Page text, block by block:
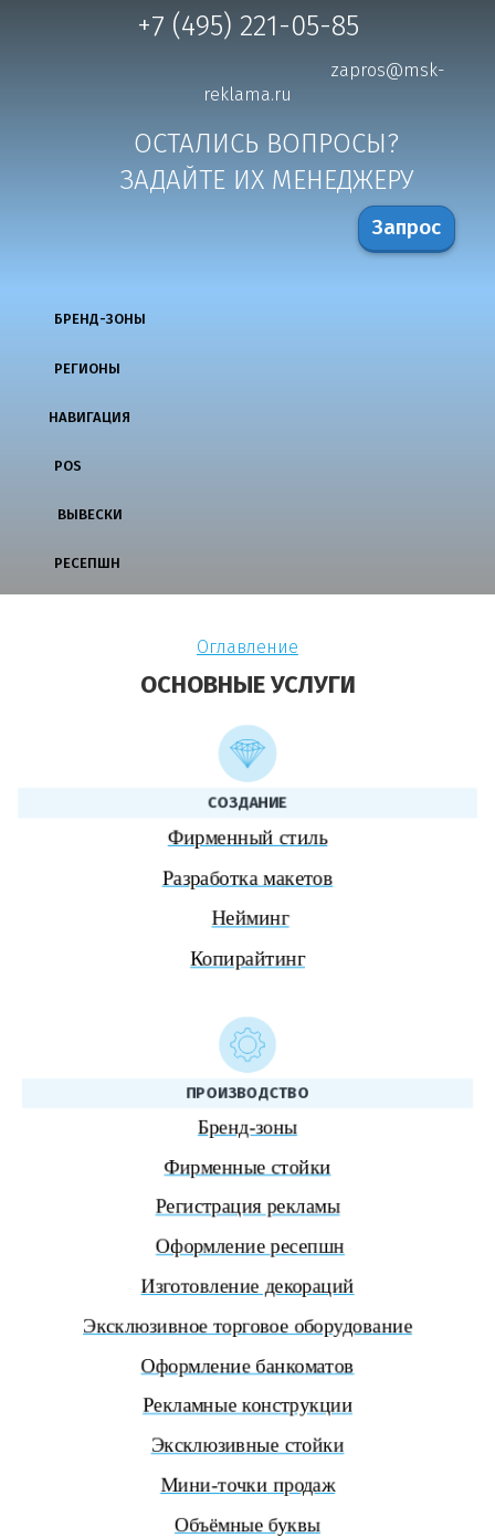
+7 (495) 221-05-85
zapros@msk-
reklama.ru
ОСТАЛИСЬ ВОПРОСЫ?
ЗАДАЙТЕ ИХ МЕНЕДЖЕРУ
Запрос
БРЕНД-ЗОНЫ
РЕГИОНЫ
НАВИГАЦИЯ
POS
ВЫВЕСКИ
РЕСЕПШН
Оглавление
ОСНОВНЫЕ УСЛУГИ
СОЗДАНИЕ
Фирменный стиль
Разработка макетов
Нейминг
Копирайтинг
ПРОИЗВОДСТВО
Бренд-зоны
Фирменные стойки
Регистрация рекламы
Оформление ресепшн
Изготовление декораций
Эксклюзивное торговое оборудование
Оформление банкоматов
Рекламные конструкции
Эксклюзивные стойки
Мини-точки продаж
Объёмные буквы